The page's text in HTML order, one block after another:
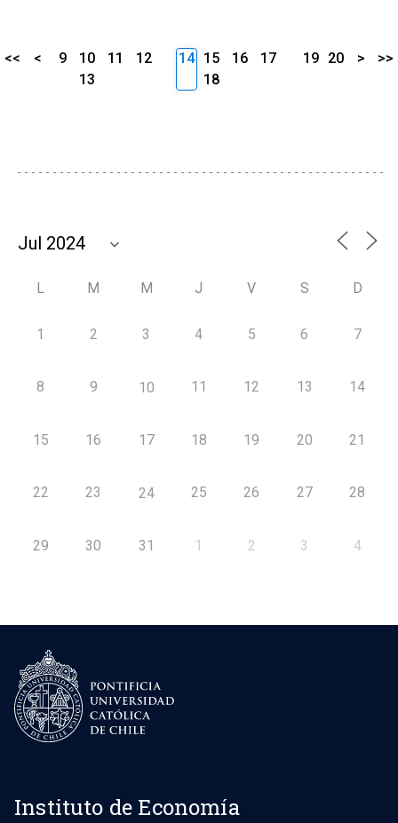
<< < 9 10 11
12
13
14 15 16
17
18
19 20 > >>
L M M J V S D
1 2 3 4 5 6 7
8 9 10 11 12 13 14
15 16 17 18 19 20 21
22 23 24 25 26 27 28
29 30 31 1 2 3 4
Instituto de Economía